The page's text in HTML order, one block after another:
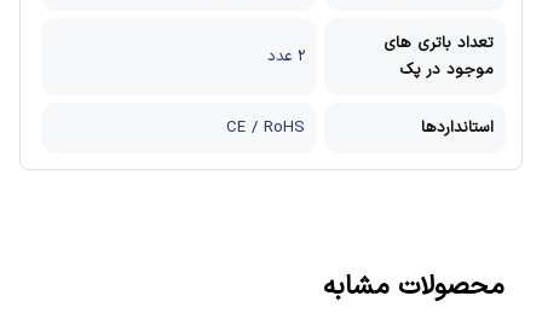
تعداد باتری های
موجود در پک
2 عدد
استانداردها CE / RoHS
محصولات مشابه